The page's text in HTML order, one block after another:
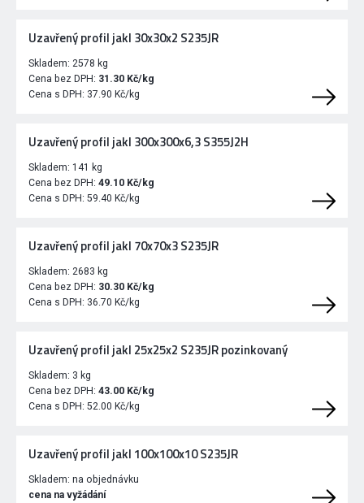
Uzavřený profil jakl 30x30x2 S235JR
Skladem: 2578 kg
Cena bez DPH: 31.30 Kč/kg
Cena s DPH: 37.90 Kč/kg
Uzavřený profil jakl 300x300x6,3 S355J2H
Skladem: 141 kg
Cena bez DPH: 49.10 Kč/kg
Cena s DPH: 59.40 Kč/kg
Uzavřený profil jakl 70x70x3 S235JR
Skladem: 2683 kg
Cena bez DPH: 30.30 Kč/kg
Cena s DPH: 36.70 Kč/kg
Uzavřený profil jakl 25x25x2 S235JR pozinkovaný
Skladem: 3 kg
Cena bez DPH: 43.00 Kč/kg
Cena s DPH: 52.00 Kč/kg
Uzavřený profil jakl 100x100x10 S235JR
Skladem: na objednávku
cena na vyžádání